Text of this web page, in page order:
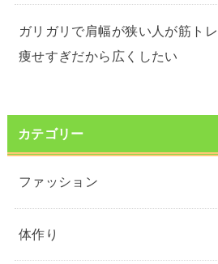
ガリガリで肩幅が狭い人が筋ト
痩せすぎだから広くしたい
カテゴリー
ファッション
体作り